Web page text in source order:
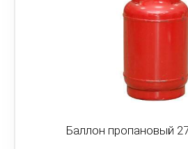
Баллон пропановый